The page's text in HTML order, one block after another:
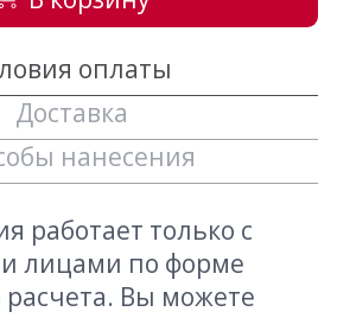
оплаты
Доставка
нанесения
работает только с
лицами по форме
расчета. Вы можете